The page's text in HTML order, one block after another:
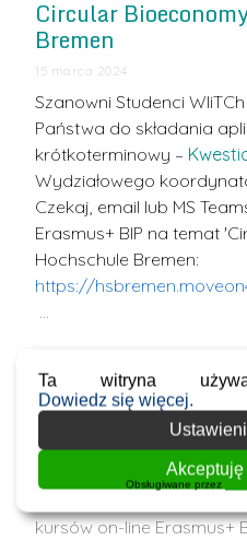
Circular
Bremen
15 marca 2024
Szanowni Studenci WIiTCh
Państwa do składania
krótkoterminowy –
Wydziałowego
Czekaj, email lub MS
Erasmus+ BIP na temat
Hochschule Bremen:
https://
…
Circular
Bremen
7 lutego 2024
Szanowni Studenci
kursów on-line Erasmus+
Ta witryna
Dowiedz się więcej.
Obsługiwane przez